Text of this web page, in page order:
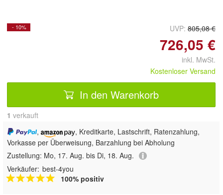
- 10% UVP: 805,08 €
726,05 €
inkl. MwSt.
Kostenloser Versand
In den Warenkorb
1 verkauft
,
, Kreditkarte, Lastschrift, Ratenzahlung,
Vorkasse per Überweisung, Barzahlung bei Abholung
Zustellung: Mo, 17. Aug. bis Di, 18. Aug.
Verkäufer: best-4you
100% positiv